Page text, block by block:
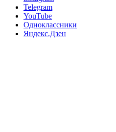
Telegram
YouTube
Одноклассники
Яндекс.Дзен